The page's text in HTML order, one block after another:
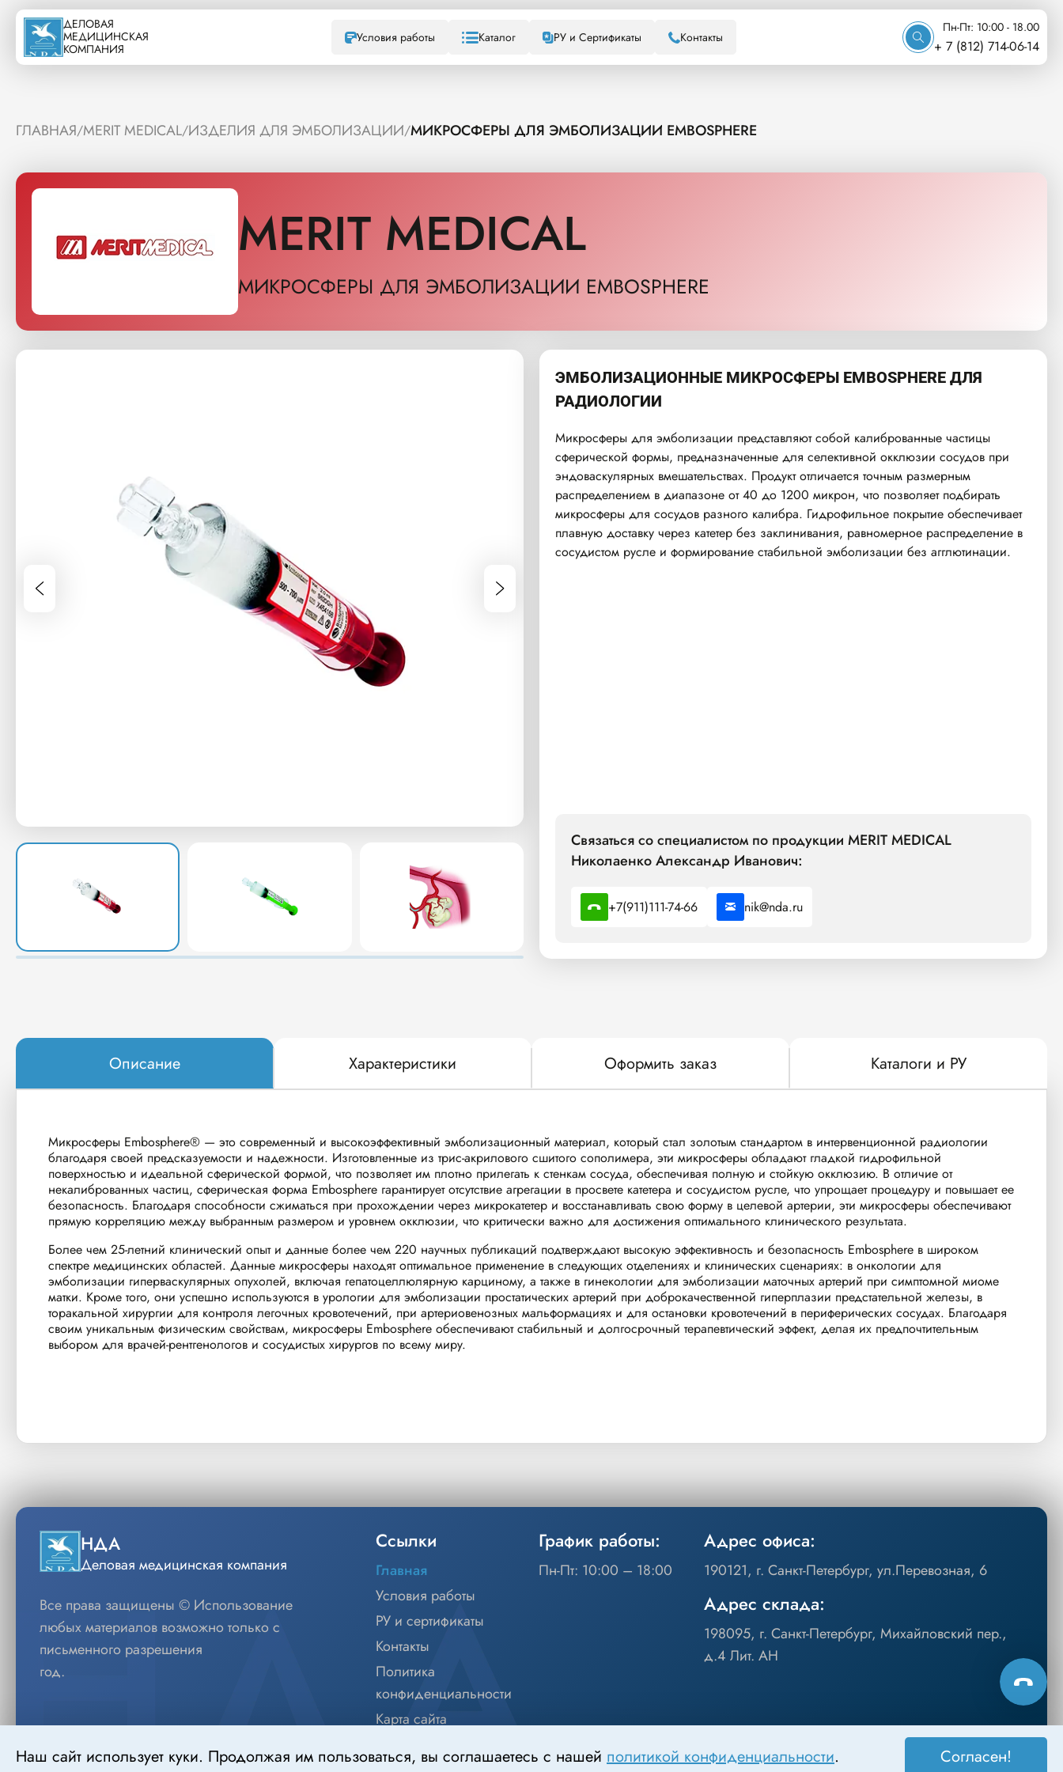
ДЕЛОВАЯ
МЕДИЦИНСКАЯ
КОМПАНИЯ
Условия работы Каталог РУ и Сертификаты Контакты
Пн-Пт: 10:00 - 18.00
+ 7 (812) 714-06-14
ГЛАВНАЯ/MERIT MEDICAL/ИЗДЕЛИЯ ДЛЯ ЭМБОЛИЗАЦИИ/МИКРОСФЕРЫ ДЛЯ ЭМБОЛИЗАЦИИ EMBOSPHERE
MERIT MEDICAL
МИКРОСФЕРЫ ДЛЯ ЭМБОЛИЗАЦИИ EMBOSPHERE
ЭМБОЛИЗАЦИОННЫЕ МИКРОСФЕРЫ EMBOSPHERE ДЛЯ
РАДИОЛОГИИ
Микросферы для эмболизации представляют собой калиброванные частицы
сферической формы, предназначенные для селективной окклюзии сосудов при
эндоваскулярных вмешательствах. Продукт отличается точным размерным
распределением в диапазоне от 40 до 1200 микрон, что позволяет подбирать
микросферы для сосудов разного калибра. Гидрофильное покрытие обеспечивает
плавную доставку через катетер без заклинивания, равномерное распределение в
сосудистом русле и формирование стабильной эмболизации без агглютинации.
Связаться со специалистом по продукции MERIT MEDICAL
Николаенко Александр Иванович:
+7(911)111-74-66 nik@nda.ru
Описание Характеристики Оформить заказ Каталоги и РУ
Микросферы Embosphere® — это современный и высокоэффективный эмболизационный материал, который стал золотым стандартом в интервенционной радиологии
благодаря своей предсказуемости и надежности. Изготовленные из трис-акрилового сшитого сополимера, эти микросферы обладают гладкой гидрофильной
поверхностью и идеальной сферической формой, что позволяет им плотно прилегать к стенкам сосуда, обеспечивая полную и стойкую окклюзию. В отличие от
некалиброванных частиц, сферическая форма Embosphere гарантирует отсутствие агрегации в просвете катетера и сосудистом русле, что упрощает процедуру и повышает ее
безопасность. Благодаря способности сжиматься при прохождении через микрокатетер и восстанавливать свою форму в целевой артерии, эти микросферы обеспечивают
прямую корреляцию между выбранным размером и уровнем окклюзии, что критически важно для достижения оптимального клинического результата.
Более чем 25-летний клинический опыт и данные более чем 220 научных публикаций подтверждают высокую эффективность и безопасность Embosphere в широком
спектре медицинских областей. Данные микросферы находят оптимальное применение в следующих отделениях и клинических сценариях: в онкологии для
эмболизации гиперваскулярных опухолей, включая гепатоцеллюлярную карциному, а также в гинекологии для эмболизации маточных артерий при симптомной миоме
матки. Кроме того, они успешно используются в урологии для эмболизации простатических артерий при доброкачественной гиперплазии предстательной железы, в
торакальной хирургии для контроля легочных кровотечений, при артериовенозных мальформациях и для остановки кровотечений в периферических сосудах. Благодаря
своим уникальным физическим свойствам, микросферы Embosphere обеспечивают стабильный и долгосрочный терапевтический эффект, делая их предпочтительным
выбором для врачей-рентгенологов и сосудистых хирургов по всему миру.
НДА
Деловая медицинская компания
Все права защищены © Использование
любых материалов возможно только с
письменного разрешения
год.
Ссылки
Главная
Условия работы
РУ и сертификаты
Контакты
Политика
конфиденциальности
Карта сайта
График работы:
Пн-Пт: 10:00 – 18:00
Адрес офиса:
190121, г. Санкт-Петербург, ул.Перевозная, 6
Адрес склада:
198095, г. Санкт-Петербург, Михайловский пер.,
д.4 Лит. АН
Наш сайт использует куки. Продолжая им пользоваться, вы соглашаетесь с нашей политикой конфиденциальности. Согласен!